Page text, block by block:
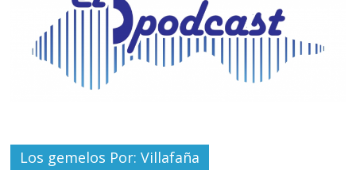
Los gemelos Por: Villafaña